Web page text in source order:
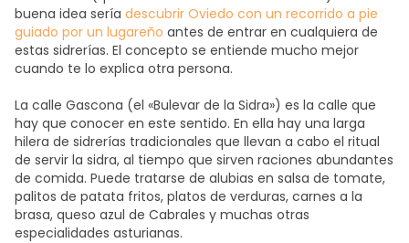
buena idea sería descubrir Oviedo con un recorrido a pie
guiado por un lugareño antes de entrar en cualquiera de
estas sidrerías. El concepto se entiende mucho mejor
cuando te lo explica otra persona.
La calle Gascona (el «Bulevar de la Sidra») es la calle que
hay que conocer en este sentido. En ella hay una larga
hilera de sidrerías tradicionales que llevan a cabo el ritual
de servir la sidra, al tiempo que sirven raciones abundantes
de comida. Puede tratarse de alubias en salsa de tomate,
palitos de patata fritos, platos de verduras, carnes a la
brasa, queso azul de Cabrales y muchas otras
especialidades asturianas.